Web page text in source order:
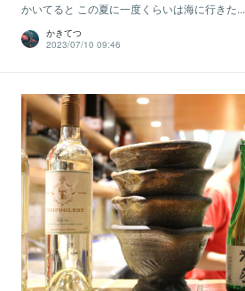
かいてると この夏に一度くらいは海に行きた...
かきてつ
2023/07/10 09:46